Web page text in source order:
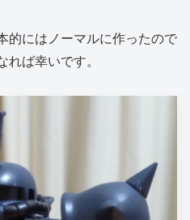
的にはノーマルに作ったので
れば幸いです。